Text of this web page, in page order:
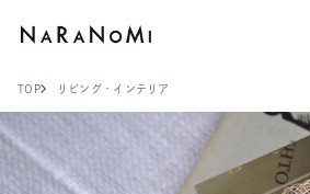
TOP リビング・インテリア